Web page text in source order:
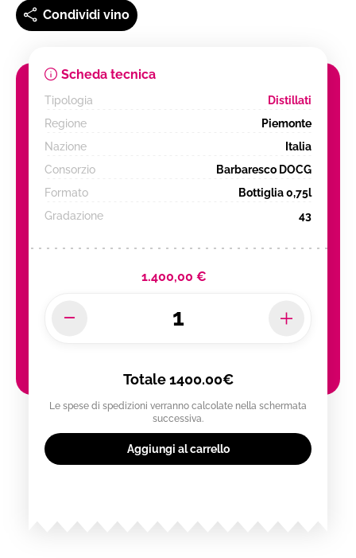
Condividi vino
Scheda tecnica
Tipologia
Distillati
Regione
Piemonte
Nazione
Italia
Consorzio
Barbaresco DOCG
Formato
Bottiglia 0,75l
Gradazione
43
1.400,00 €
Totale 1400.00€
Le spese di spedizioni verranno calcolate nella schermata
successiva.
Aggiungi al carrello